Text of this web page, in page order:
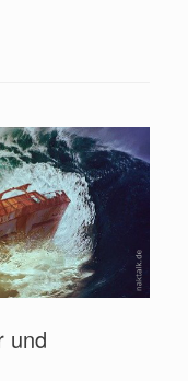
und